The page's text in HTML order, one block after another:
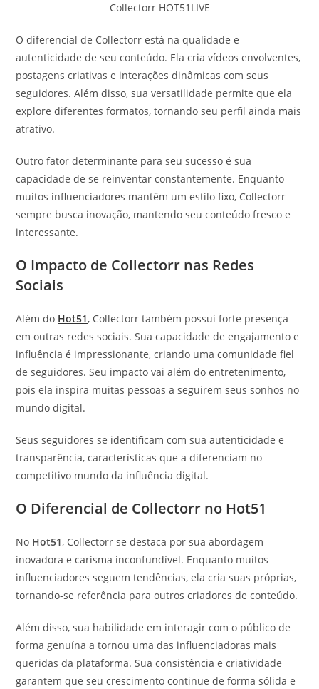
Collectorr HOT51LIVE
O diferencial de Collectorr está na qualidade e
autenticidade de seu conteúdo. Ela cria vídeos envolventes,
postagens criativas e interações dinâmicas com seus
seguidores. Além disso, sua versatilidade permite que ela
explore diferentes formatos, tornando seu perfil ainda mais
atrativo.
Outro fator determinante para seu sucesso é sua
capacidade de se reinventar constantemente. Enquanto
muitos influenciadores mantêm um estilo fixo, Collectorr
sempre busca inovação, mantendo seu conteúdo fresco e
interessante.
O Impacto de Collectorr nas Redes
Sociais
Além do Hot51, Collectorr também possui forte presença
em outras redes sociais. Sua capacidade de engajamento e
influência é impressionante, criando uma comunidade fiel
de seguidores. Seu impacto vai além do entretenimento,
pois ela inspira muitas pessoas a seguirem seus sonhos no
mundo digital.
Seus seguidores se identificam com sua autenticidade e
transparência, características que a diferenciam no
competitivo mundo da influência digital.
O Diferencial de Collectorr no Hot51
No Hot51, Collectorr se destaca por sua abordagem
inovadora e carisma inconfundível. Enquanto muitos
influenciadores seguem tendências, ela cria suas próprias,
tornando-se referência para outros criadores de conteúdo.
Além disso, sua habilidade em interagir com o público de
forma genuína a tornou uma das influenciadoras mais
queridas da plataforma. Sua consistência e criatividade
garantem que seu crescimento continue de forma sólida e